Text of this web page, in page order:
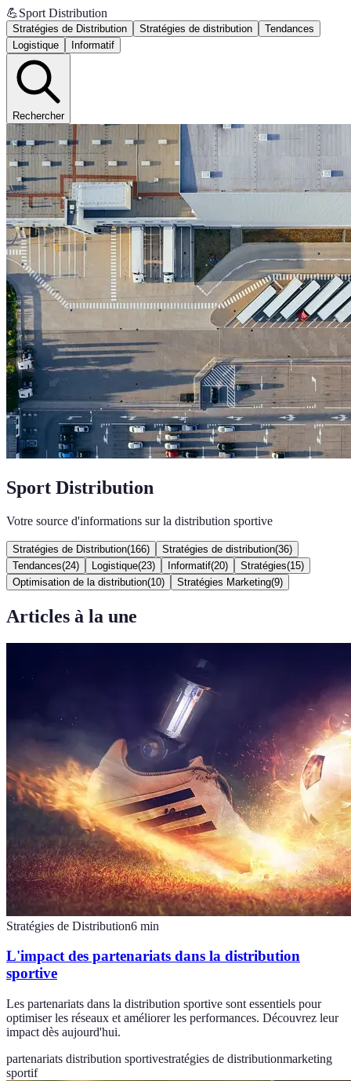
💪Sport Distribution
Stratégies de Distribution Stratégies de distribution
Tendances
Logistique
Informatif
Rechercher
Sport Distribution
Votre source d'informations sur la distribution sportive
Stratégies de Distribution(166) Stratégies de distribution(36)
Tendances(24) Logistique(23) Informatif(20) Stratégies(15)
Optimisation de la distribution(10) Stratégies Marketing(9)
Articles à la une
Stratégies de Distribution6 min
L'impact des partenariats dans la distribution
sportive
Les partenariats dans la distribution sportive sont essentiels pour
optimiser les réseaux et améliorer les performances. Découvrez leur
impact dès aujourd'hui.
partenariats distribution sportivestratégies de distributionmarketing
sportif